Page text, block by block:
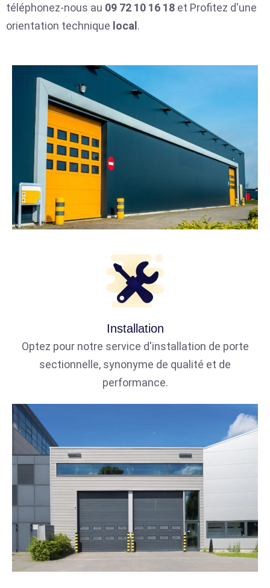
téléphonez-nous au 09 72 10 16 18 et Profitez d'une
orientation technique local .
Installation
Optez pour notre service d'installation de porte
sectionnelle, synonyme de qualité et de
performance.